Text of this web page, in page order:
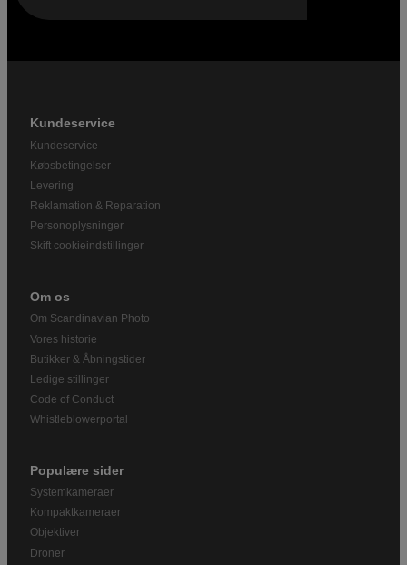
Kundeservice
Kundeservice
Købsbetingelser
Levering
Reklamation & Reparation
Personoplysninger
Skift cookieindstillinger
Om os
Om Scandinavian Photo
Vores historie
Butikker & Åbningstider
Ledige stillinger
Code of Conduct
Whistleblowerportal
Populære sider
Systemkameraer
Kompaktkameraer
Objektiver
Droner